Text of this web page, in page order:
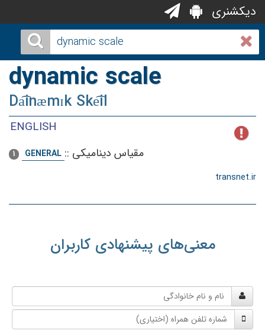
دیکشنری
dynamic scale
Da͡inæmɪk Ske͡il
ENGLISH
1 GENERAL :: مقیاس دینامیكی
transnet.ir
معنی‌های پیشنهادی کاربران
و
نام
خانوادگی
شماره
تلفن